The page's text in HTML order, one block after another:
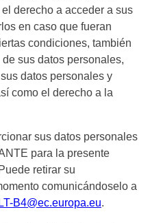
derecho a acceder a sus
en caso que fueran
condiciones, también
sus datos personales,
datos personales y
como el derecho a la
sus datos personales
para la presente
retirar su
comunicándoselo a
B4@ec.europa.eu.